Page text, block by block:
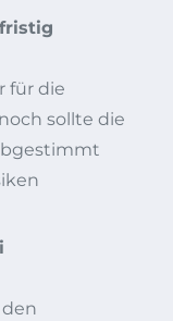
für die
sollte die